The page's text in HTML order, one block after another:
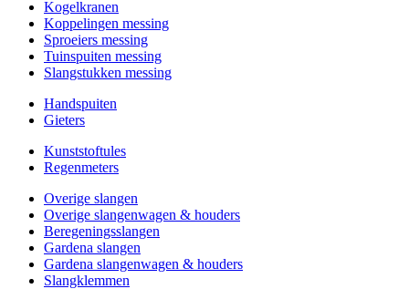
Kogelkranen
Koppelingen messing
Sproeiers messing
Tuinspuiten messing
Slangstukken messing
Handspuiten
Gieters
Kunststoftules
Regenmeters
Overige slangen
Overige slangenwagen & houders
Beregeningsslangen
Gardena slangen
Gardena slangenwagen & houders
Slangklemmen